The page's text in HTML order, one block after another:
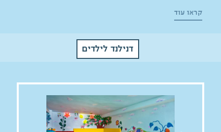
הפעילויות במועדון מתקיימות לאורך כל השנה,
ומנוסים שידאגו לבטיחותם והנאתם של הילדים,
על מנת להבטיח שגם ילדיכם יהנו מ"חוויה של
המועדון פתוח בסופי שבוע (חמישי-שבת) בין
11:00-13:00
קראו עוד
דנילנד לילדים